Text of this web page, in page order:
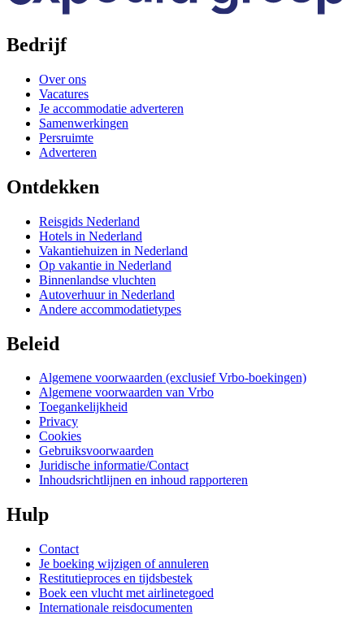
Bedrijf
Over ons
Vacatures
Je accommodatie adverteren
Samenwerkingen
Persruimte
Adverteren
Ontdekken
Reisgids Nederland
Hotels in Nederland
Vakantiehuizen in Nederland
Op vakantie in Nederland
Binnenlandse vluchten
Autoverhuur in Nederland
Andere accommodatietypes
Beleid
Algemene voorwaarden (exclusief Vrbo-boekingen)
Algemene voorwaarden van Vrbo
Toegankelijkheid
Privacy
Cookies
Gebruiksvoorwaarden
Juridische informatie/Contact
Inhoudsrichtlijnen en inhoud rapporteren
Hulp
Contact
Je boeking wijzigen of annuleren
Restitutieproces en tijdsbestek
Boek een vlucht met airlinetegoed
Internationale reisdocumenten